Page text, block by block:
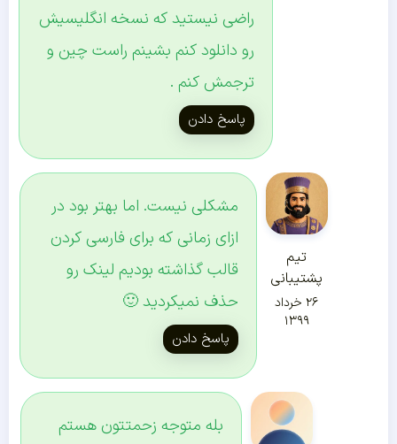
راضی نیستید که نسخه انگلیسیش
رو دانلود کنم بشینم راست چین و
ترجمش کنم .
پاسخ دادن
تیم
پشتیبانی
۲۶ خرداد
۱۳۹۹
مشکلی نیست. اما بهتر بود در
ازای زمانی که برای فارسی کردن
قالب گذاشته بودیم لینک رو
حذف نمیکردید 🙂
پاسخ دادن
بله متوجه زحمتتون هستم